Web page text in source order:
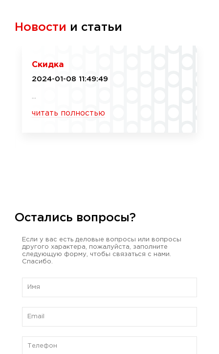
Новости и статьи
Скидка
2024-01-08 11:49:49
читать полностью
Остались вопросы?
Если у вас есть деловые вопросы или вопросы
другого характера, пожалуйста, заполните
следующую форму, чтобы связаться с нами.
Спасибо.